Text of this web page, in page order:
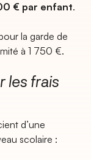
€ par enfant.
la garde de
à 1 750 €.
les frais
d’une
scolaire :